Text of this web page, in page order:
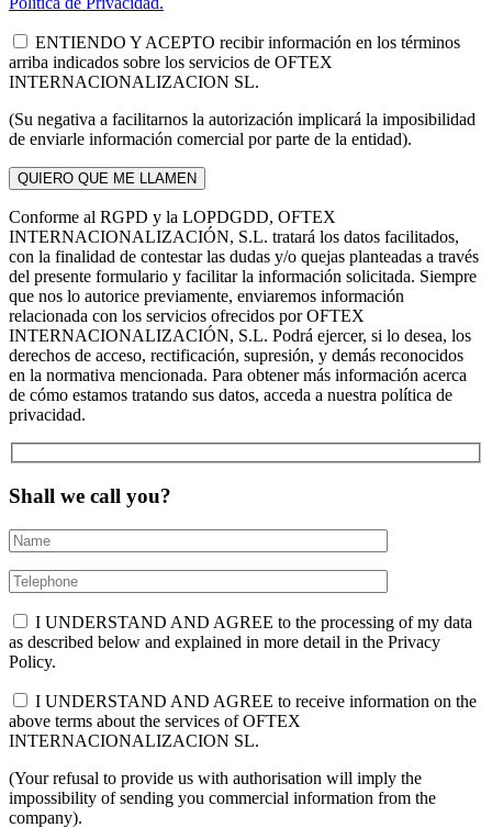
ENTIENDO Y ACEPTO recibir información en los términos
arriba indicados sobre los servicios de OFTEX
INTERNACIONALIZACION SL.
(Su negativa a facilitarnos la autorización implicará la imposibilidad
de enviarle información comercial por parte de la entidad).
Conforme al RGPD y la LOPDGDD, OFTEX
INTERNACIONALIZACIÓN, S.L. tratará los datos facilitados,
con la finalidad de contestar las dudas y/o quejas planteadas a través
del presente formulario y facilitar la información solicitada. Siempre
que nos lo autorice previamente, enviaremos información
relacionada con los servicios ofrecidos por OFTEX
INTERNACIONALIZACIÓN, S.L. Podrá ejercer, si lo desea, los
derechos de acceso, rectificación, supresión, y demás reconocidos
en la normativa mencionada. Para obtener más información acerca
de cómo estamos tratando sus datos, acceda a nuestra política de
privacidad.
Shall we call you?
I UNDERSTAND AND AGREE to the processing of my data
as described below and explained in more detail in the Privacy
Policy.
I UNDERSTAND AND AGREE to receive information on the
above terms about the services of OFTEX
INTERNACIONALIZACION SL.
(Your refusal to provide us with authorisation will imply the
impossibility of sending you commercial information from the
company).